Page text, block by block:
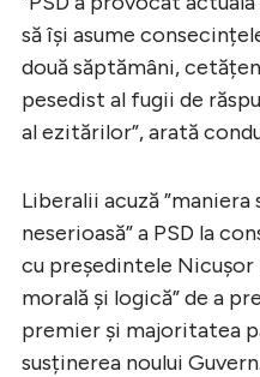
să își asume
două săptămâni,
pesedist al fugii de
al ezitărilor”, arată
Liberalii acuză
neserioasă” a PSD la
cu președintele Nicușor
morală și logică” de a
premier și majoritatea
susținerea noului Guvern.